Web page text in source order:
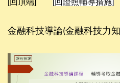
金融科技導論(金融科技力